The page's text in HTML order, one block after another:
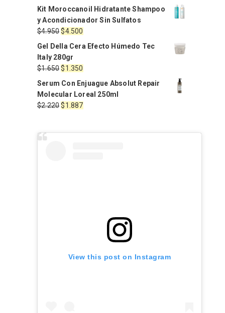
Kit Moroccanoil Hidratante Shampoo
y Acondicionador Sin Sulfatos
$4.950El
precio
original
era:
$4.950.
$4.500
precio
es:
$4.500.
Gel Della Cera Efecto Húmedo Tec
Italy 280gr
$1.650El
precio
original
era:
$1.650.
$1.350
precio
actual
es:
$1.350.
Serum Con Enjuague Absolut Repair
Molecular Loreal 250ml
$2.220El
$1.887El
View this post on Instagram